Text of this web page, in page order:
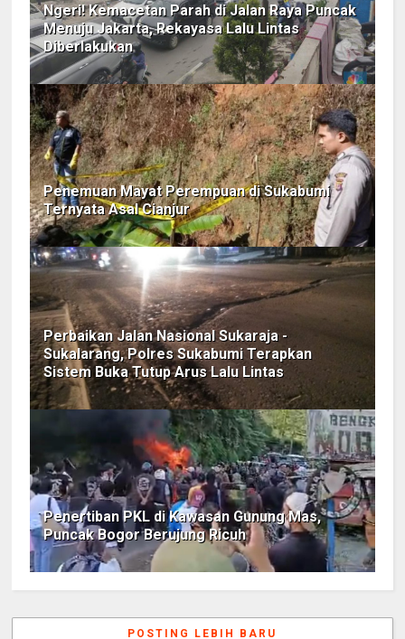
Ngeri! Kemacetan Parah di Jalan Raya Puncak
Menuju Jakarta, Rekayasa Lalu Lintas
Diberlakukan
Penemuan Mayat Perempuan di Sukabumi
Ternyata Asal Cianjur
Perbaikan Jalan Nasional Sukaraja -
Sukalarang, Polres Sukabumi Terapkan
Sistem Buka Tutup Arus Lalu Lintas
Penertiban PKL di Kawasan Gunung Mas,
Puncak Bogor Berujung Ricuh
POSTING LEBIH BARU